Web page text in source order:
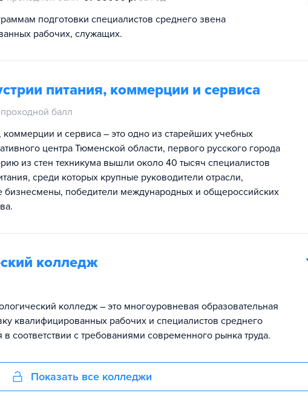
подготовки специалистов среднего звена
рабочих, служащих.
питания, коммерции и сервиса
проходной балл
и сервиса – это одно из старейших учебных
центра Тюменской области, первого русского города
из стен техникума вышли около 40 тысяч специалистов
среди которых крупные руководители отрасли,
победители международных и общероссийских
колледж
колледж – это многоуровневая образовательная
квалифицированных рабочих и специалистов среднего
соответствии с требованиями современного рынка труда.
Показать все колледжи